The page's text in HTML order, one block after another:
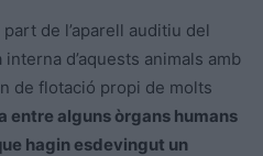
de l’aparell auditiu del
d’aquests animals amb
de flotació propi de molts
entre alguns òrgans humans
hagin esdevingut un